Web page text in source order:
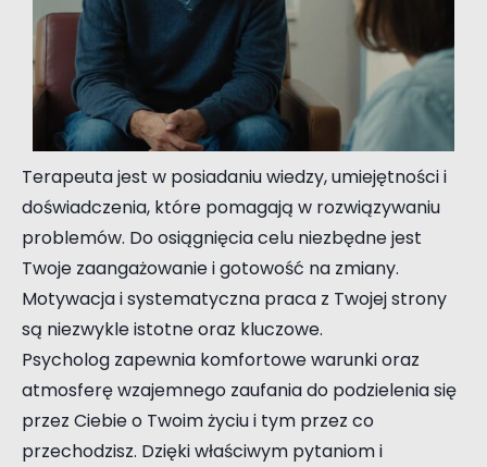
Terapeuta jest w posiadaniu wiedzy, umiejętności i
doświadczenia, które pomagają w rozwiązywaniu
problemów. Do osiągnięcia celu niezbędne jest
Twoje zaangażowanie i gotowość na zmiany.
Motywacja i systematyczna praca z Twojej strony
są niezwykle istotne oraz kluczowe.
Psycholog zapewnia komfortowe warunki oraz
atmosferę wzajemnego zaufania do podzielenia się
przez Ciebie o Twoim życiu i tym przez co
przechodzisz. Dzięki właściwym pytaniom i